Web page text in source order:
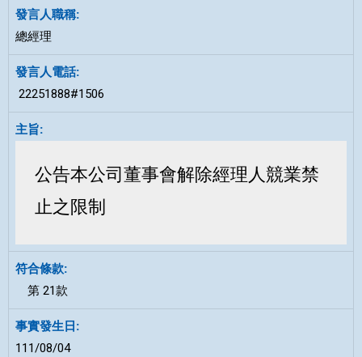
總經理
22251888#1506
公告本公司董事會解除經理人競業禁
止之限制
第 21款
111/08/04